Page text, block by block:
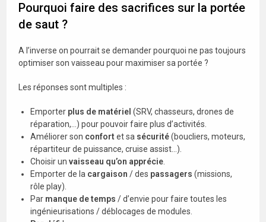
Pourquoi faire des sacrifices sur la portée
de saut ?
A l’inverse on pourrait se demander pourquoi ne pas toujours
optimiser son vaisseau pour maximiser sa portée ?
Les réponses sont multiples :
Emporter plus de matériel (SRV, chasseurs, drones de
réparation,…) pour pouvoir faire plus d’activités.
Améliorer son confort et sa sécurité(boucliers, moteurs,
répartiteur de puissance, cruise assist…).
Choisir unvaisseau qu’on apprécie
Emporter de la cargaison / des passagers (missions,
rôle play).
Par manque de temps / d’envie pour faire toutes les
ingénieurisations / déblocages de modules.